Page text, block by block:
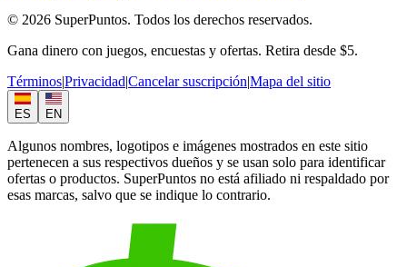
© 2026 SuperPuntos. Todos los derechos reservados.
Gana dinero con juegos, encuestas y ofertas. Retira desde $5.
Términos|Privacidad|Cancelar suscripción|Mapa del sitio
ES EN
Algunos nombres, logotipos e imágenes mostrados en este sitio
pertenecen a sus respectivos dueños y se usan solo para identificar
ofertas o productos. SuperPuntos no está afiliado ni respaldado por
esas marcas, salvo que se indique lo contrario.